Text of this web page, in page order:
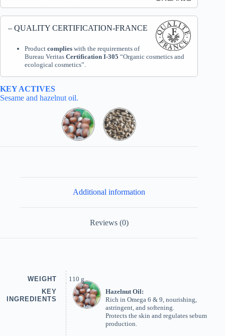
– QUALITY CERTIFICATION-FRANCE
Product complieswith the requirements of
Bureau Veritas Certification I-305 “Organic cosmetics and
ecological cosmetics”.
KEY ACTIVES
Sesame and hazelnut oil.
Additional information
Reviews (0)
WEIGHT
110 g
KEY
INGREDIENTS
Hazelnut Oil:
Rich in Omega 6 & 9, nourishing,
astringent, and softening.
Protects the skin and regulates sebum
production.